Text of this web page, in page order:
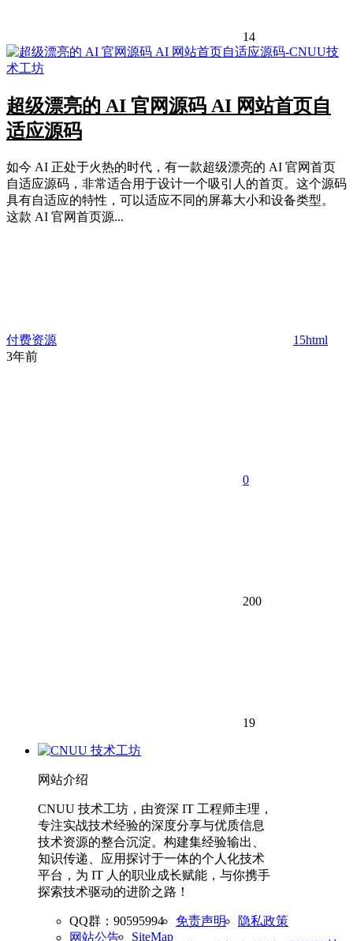
14
超级漂亮的 AI 官网源码 AI 网站首页自
适应源码
如今 AI 正处于火热的时代，有一款超级漂亮的 AI 官网首页
自适应源码，非常适合用于设计一个吸引人的首页。这个源码
具有自适应的特性，可以适应不同的屏幕大小和设备类型。
这款 AI 官网首页源...
付费资源 15html
3年前
0
200
19
网站介绍
CNUU 技术工坊，由资深 IT 工程师主理，
专注实战技术经验的深度分享与优质信息
技术资源的整合沉淀。构建集经验输出、
知识传递、应用探讨于一体的个人化技术
平台，为 IT 人的职业成长赋能，与你携手
探索技术驱动的进阶之路！
QQ群：90595994 免责声明
隐私政策
网站公告
SiteMap